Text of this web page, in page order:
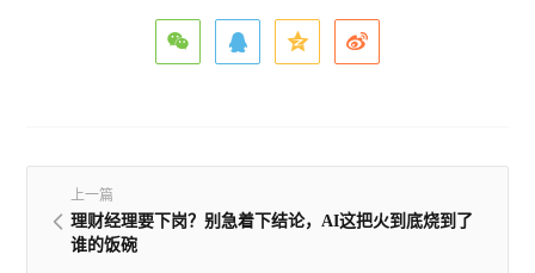
上一篇
理财经理要下岗？别急着下结论，AI这把火到底烧到了
谁的饭碗